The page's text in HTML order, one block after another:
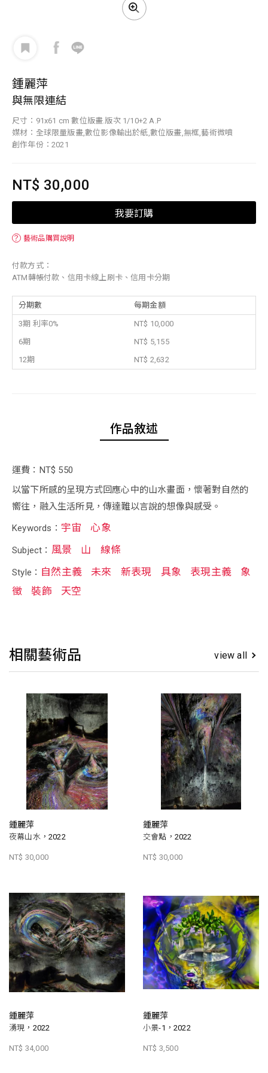
鍾麗萍
與無限連結
尺寸：91x61 cm 數位版畫.版次 1/10+2 A.P
媒材：全球限量版畫,數位影像輸出於紙,數位版畫,無框,藝術微噴
創作年份：2021
NT$ 30,000
我要訂購
？ 藝術品購買說明
付款方式：
ATM轉帳付款、信用卡線上刷卡、信用卡分期
分期數 每期金額
3期 利率0%
NT$ 10,000
6期
NT$ 5,155
12期
NT$ 2,632
作品敘述
運費：NT$ 550
以當下所感的呈現方式回應心中的山水畫面，懷著對自然的
嚮往，融入生活所見，傳達難以言說的想像與感受。
Keywords： 宇宙 心象
Subject： 風景 山 線條
Style： 自然主義 未來 新表現 具象 表現主義
象
徵
裝飾 天空
相關藝術品 view all
鍾麗萍
夜幕山水，2022
NT$ 30,000
鍾麗萍
交會點，2022
NT$ 30,000
鍾麗萍
湧現，2022
NT$ 34,000
鍾麗萍
小景-1，2022
NT$ 3,500